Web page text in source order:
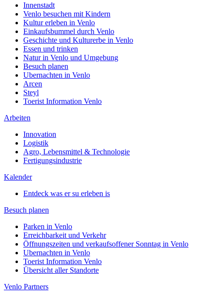
Innenstadt
Venlo besuchen mit Kindern
Kultur erleben in Venlo
Einkaufsbummel durch Venlo
Geschichte und Kulturerbe in Venlo
Essen und trinken
Natur in Venlo und Umgebung
Besuch planen
Ubernachten in Venlo
Arcen
Steyl
Toerist Information Venlo
Arbeiten
Innovation
Logistik
Agro, Lebensmittel & Technologie
Fertigungsindustrie
Kalender
Entdeck was er su erleben is
Besuch planen
Parken in Venlo
Erreichbarkeit und Verkehr
Öffnungszeiten und verkaufsoffener Sonntag in Venlo
Ubernachten in Venlo
Toerist Information Venlo
Übersicht aller Standorte
Venlo Partners